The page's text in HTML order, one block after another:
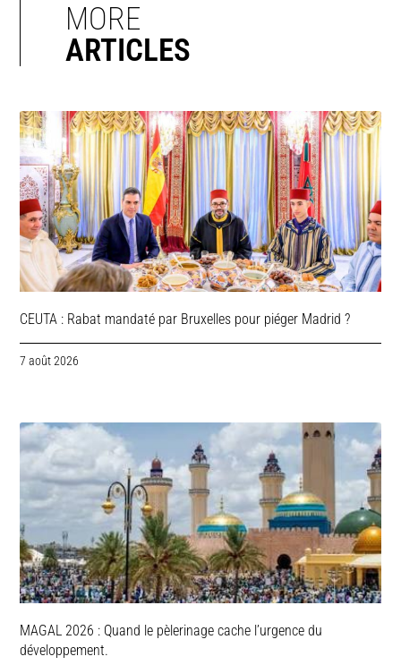
MORE
ARTICLES
CEUTA : Rabat mandaté par Bruxelles pour piéger Madrid ?
7 août 2026
MAGAL 2026 : Quand le pèlerinage cache l’urgence du
développement.